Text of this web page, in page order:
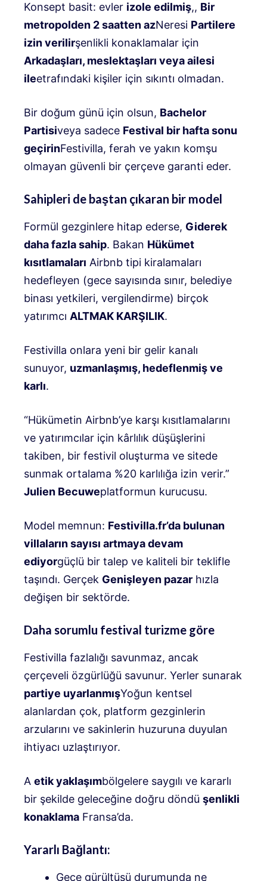
Konsept basit: evler izole edilmiş,, Bir
metropolden 2 saatten azNeresi Partilere
izin verilirşenlikli konaklamalar için
Arkadaşları, meslektaşları veya ailesi
ileetrafındaki kişiler için sıkıntı olmadan.
Bir doğum günü için olsun, Bachelor
Partisiveya sadece Festival bir hafta sonu
geçirinFestivilla, ferah ve yakın komşu
olmayan güvenli bir çerçeve garanti eder.
Sahipleri de baştan çıkaran bir model
Formül gezginlere hitap ederse, Giderek
daha fazla sahip. Bakan Hükümet
kısıtlamaları Airbnb tipi kiralamaları
hedefleyen (gece sayısında sınır, belediye
binası yetkileri, vergilendirme) birçok
yatırımcı ALTMAK KARŞILIK.
Festivilla onlara yeni bir gelir kanalı
sunuyor, uzmanlaşmış, hedeflenmiş ve
karlı.
“Hükümetin Airbnb’ye karşı kısıtlamalarını
ve yatırımcılar için kârlılık düşüşlerini
takiben, bir festivil oluşturma ve sitede
sunmak ortalama %20 karlılığa izin verir.”
Julien Becuweplatformun kurucusu.
Model memnun: Festivilla.fr’da bulunan
villaların sayısı artmaya devam
ediyorgüçlü bir talep ve kaliteli bir teklifle
taşındı. Gerçek Genişleyen pazar hızla
değişen bir sektörde.
Daha sorumlu festival turizme göre
Festivilla fazlalığı savunmaz, ancak
çerçeveli özgürlüğü savunur. Yerler sunarak
partiye uyarlanmışYoğun kentsel
alanlardan çok, platform gezginlerin
arzularını ve sakinlerin huzuruna duyulan
ihtiyacı uzlaştırıyor.
A etik yaklaşımbölgelere saygılı ve kararlı
bir şekilde geleceğine doğru döndü şenlikli
konaklama Fransa’da.
Yararlı Bağlantı:
Gece gürültüsü durumunda ne